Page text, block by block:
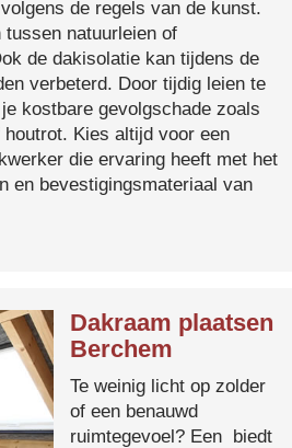
de regels van de kunst.
natuurleien of
de dakisolatie kan tijdens de
verbeterd. Door tijdig leien te
kostbare gevolgschade zoals
Kies altijd voor een
die ervaring heeft met het
en bevestigingsmateriaal van
Dakraam plaatsen
Berchem
Te weinig licht op zolder
of een benauwd
ruimtegevoel? Een biedt